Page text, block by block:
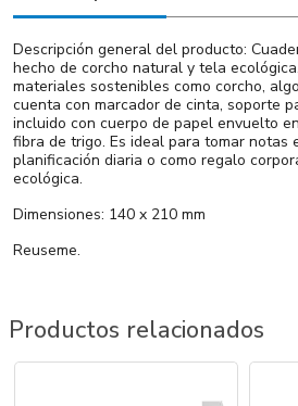
Descripción general del producto:
hecho de corcho natural y tela
materiales sostenibles como corcho,
cuenta con marcador de cinta, soporte
incluido con cuerpo de papel envuelto
fibra de trigo. Es ideal para tomar notas
planificación diaria o como regalo
ecológica.
Dimensiones: 140 x 210 mm
Reuseme.
Productos relacionados